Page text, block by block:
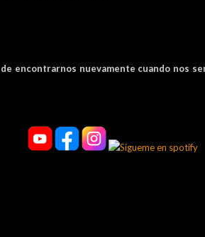
encontrarnos nuevamente cuando nos